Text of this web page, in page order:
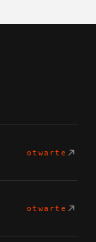
otwarte
otwarte